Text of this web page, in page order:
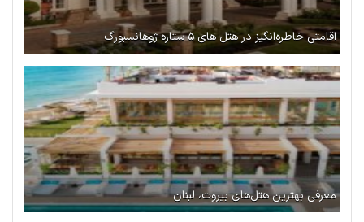
اقامتی خاطره‌انگیز در هتل‌ های ۵ ستاره ژوهانسبورگ
معرفی بهترین هتل‌های بیروت، لبنان